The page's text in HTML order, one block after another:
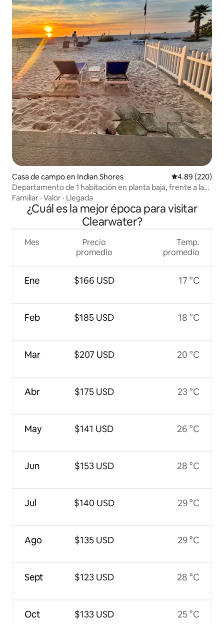
Casa de campo en Indian Shores Calificación
4.89 (220)
Departamento de 1 habitación en planta baja, frente a la
playa | en el golfo
Familiar · Valor · Llegada
¿Cuál es la mejor época para visitar
Clearwater?
Mes
Ene
Feb
Mar
Abr
May
Jun
Jul
Ago
Sept
Oct
Precio
promedio
$166 USD
$185 USD
$207 USD
$175 USD
$141 USD
$153 USD
$140 USD
$135 USD
$123 USD
$133 USD
Temp.
promedio
17 °C
18 °C
20 °C
23 °C
26 °C
28 °C
29 °C
29 °C
28 °C
25 °C